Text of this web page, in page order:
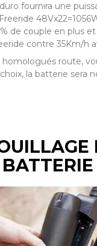
fournira une
de couple en plus
contre 35Km/h
homologués route,
la batterie sera
BATTERIE